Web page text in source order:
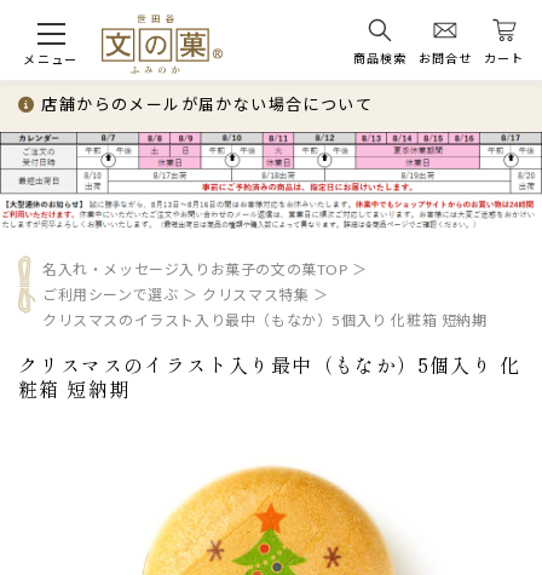
メニュー 商品検索 お問合せ カート
店舗からのメールが届かない場合について
名入れ・メッセージ入りお菓子の文の菓TOP
ご利用シーンで選ぶ
クリスマス特集
クリスマスのイラスト入り最中（もなか）5個入り 化粧箱 短納期
クリスマスのイラスト入り最中（もなか）5個入り 化
粧箱 短納期